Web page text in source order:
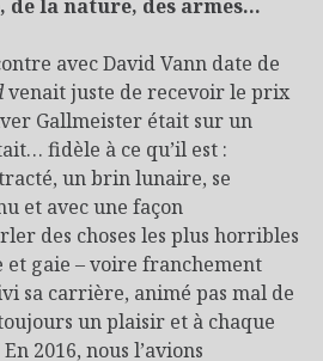
avec David Vann date de
venait juste de recevoir le prix
Gallmeister était sur un
fidèle à ce qu’il est :
un brin lunaire, se
et avec une façon
des choses les plus horribles
gaie – voire franchement
sa carrière, animé pas mal de
un plaisir et à chaque
2016, nous l’avions